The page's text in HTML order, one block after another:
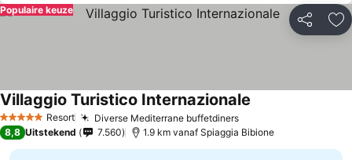
Delen
Populaire keuze
5 Sterren Resort Diverse Mediterrane buffetdinersPrijzen bekijken
Villaggio Turistico Internazionale
8,8 Uitstekend 7.560 1.9 km vanaf Spiaggia Bibione